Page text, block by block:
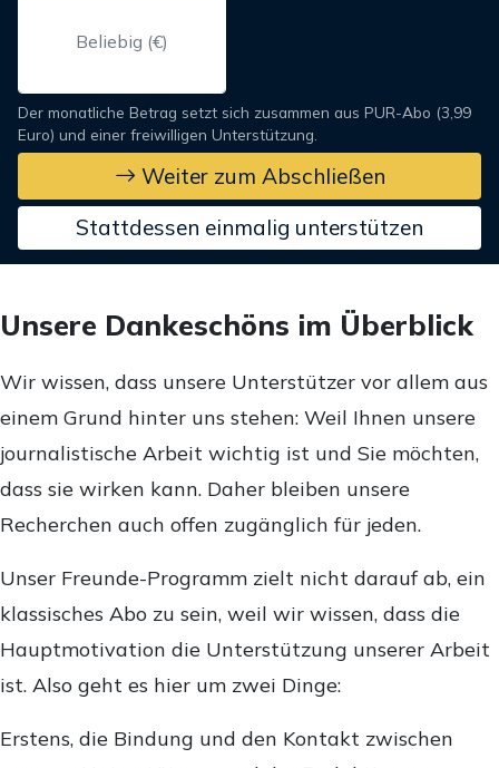
Der monatliche Betrag setzt sich zusammen aus PUR-Abo (3,99
Euro) und einer freiwilligen Unterstützung.
Weiter zum Abschließen
Stattdessen einmalig unterstützen
Unsere Dankeschöns im Überblick
Wir wissen, dass unsere Unterstützer vor allem aus
einem Grund hinter uns stehen: Weil Ihnen unsere
journalistische Arbeit wichtig ist und Sie möchten,
dass sie wirken kann. Daher bleiben unsere
Recherchen auch offen zugänglich für jeden.
Unser Freunde-Programm zielt nicht darauf ab, ein
klassisches Abo zu sein, weil wir wissen, dass die
Hauptmotivation die Unterstützung unserer Arbeit
ist. Also geht es hier um zwei Dinge:
Erstens, die Bindung und den Kontakt zwischen